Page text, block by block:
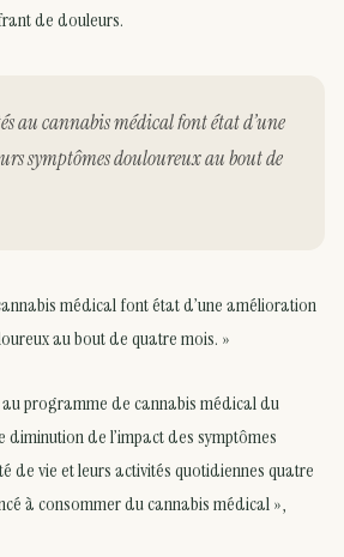
de douleurs.
au cannabis médical font état d’une
symptômes douloureux au bout de
médical font état d’une amélioration
au bout de quatre mois. »
programme de cannabis médical du
diminution de l’impact des symptômes
de vie et leurs activités quotidiennes quatre
à consommer du cannabis médical »,